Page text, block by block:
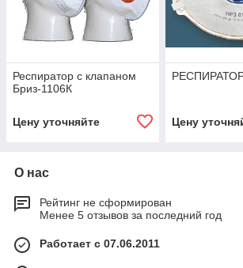
Респиратор с клапаном
Бриз-1106К
Цену уточняйте Цену
О нас
Рейтинг не сформирован
Менее 5 отзывов за последний год
Работает с 07.06.2011